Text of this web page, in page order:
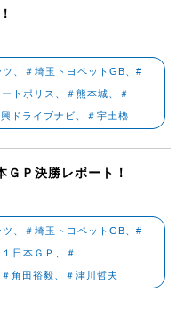
、＃埼玉トヨペットGB、#
トポリス、＃熊本城、＃
ドライブナビ、＃宇土櫓
ＧＰ決勝レポート！
、＃埼玉トヨペットGB、#
日本ＧＰ、＃
角田裕毅、＃津川哲夫